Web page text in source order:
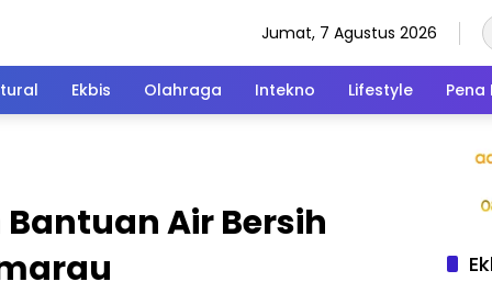
Jumat, 7 Agustus 2026
Ekbis Olahraga Intekno Lifestyle Pena
Bantuan Air Bersih